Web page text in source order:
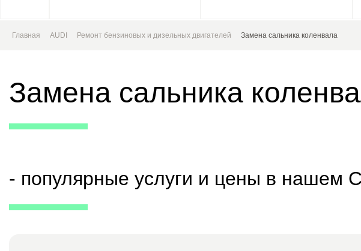
Главная AUDI Ремонт бензиновых и дизельных двигателей Замена сальника коленвала
Замена сальника
- популярные услуги и цены в нашем